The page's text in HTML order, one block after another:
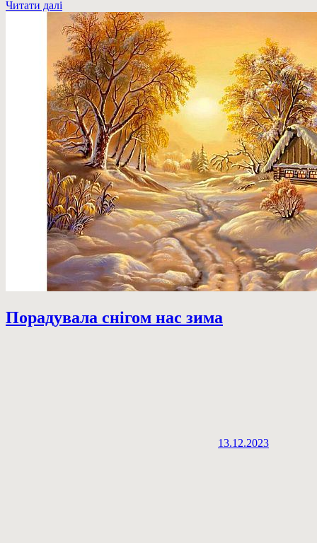
Читати далі
Порадувала снігом нас зима
13.12.2023